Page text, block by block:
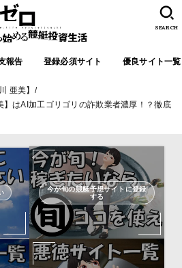
報告 登録必須サイト 優良サイト一覧
SEARCH
亜美】
】はAI加工ゴリゴリの詐欺業者濃厚！？徹底
今が旬の競艇予想サイトに登録
する